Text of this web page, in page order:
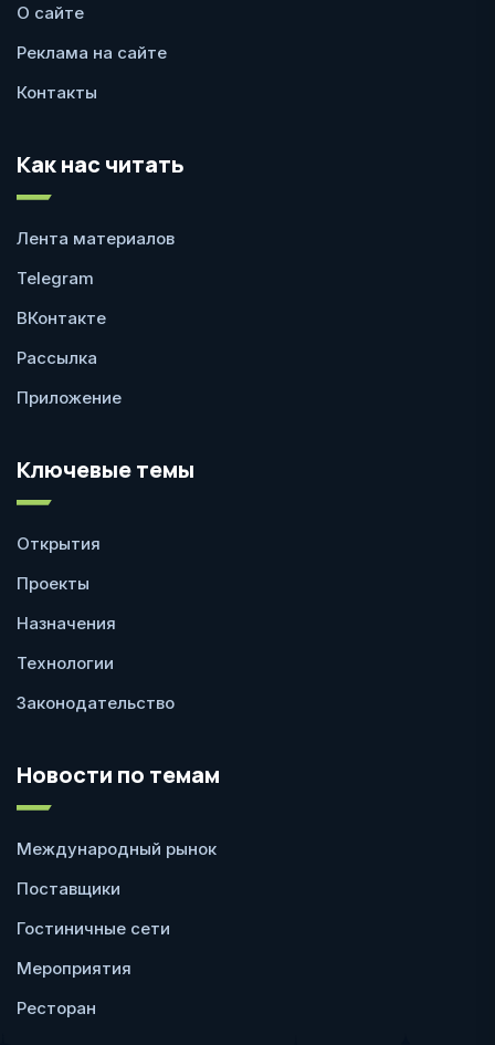
О сайте
Реклама на сайте
Контакты
Как нас читать
Лента материалов
Telegram
ВКонтакте
Рассылка
Приложение
Ключевые темы
Открытия
Проекты
Назначения
Технологии
Законодательство
Новости по темам
Международный рынок
Поставщики
Гостиничные сети
Мероприятия
Ресторан